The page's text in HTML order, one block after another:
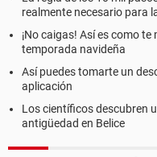
realmente necesario para
¡No caigas! Así es como
temporada navideña
Así puedes tomarte un
aplicación
Los científicos descubren
antigüedad en Belice